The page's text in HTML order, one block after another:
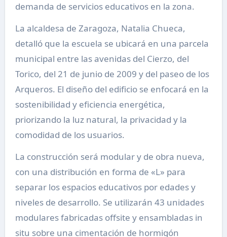
demanda de servicios educativos en la zona.
La alcaldesa de Zaragoza, Natalia Chueca,
detalló que la escuela se ubicará en una parcela
municipal entre las avenidas del Cierzo, del
Torico, del 21 de junio de 2009 y del paseo de los
Arqueros. El diseño del edificio se enfocará en la
sostenibilidad y eficiencia energética,
priorizando la luz natural, la privacidad y la
comodidad de los usuarios.
La construcción será modular y de obra nueva,
con una distribución en forma de «L» para
separar los espacios educativos por edades y
niveles de desarrollo. Se utilizarán 43 unidades
modulares fabricadas offsite y ensambladas in
situ sobre una cimentación de hormigón